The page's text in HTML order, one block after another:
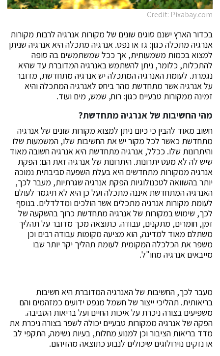
Credit: Pixabay.com
בכדור הארץ ישנם סוגים שונים של מקורות אנרגיה לרבות מקורות
אנרגיה מתכלה כגון: גז או נפט. אנרגיה מתכלה היא אנרגיה שניתן
למצוא בכמות משמעותית, אך ככל שמשתמשים בה סופה
להתכלות, כלומר, ניתן להשתמש באנרגיה המדוברת עד שהיא
נגמרת. לעומת האנרגיה המתכלה יש אנרגיה מתחדשת, מדובר
על אנרגיה אשר מתחדשת מהר ביחס לאנרגיה המתכלה והיא
זמינה ממקורות טבעיים כגון: רוח, שמש, מים ועוד.
מהי החשיבות של אנרגיה מתחדשת?
חשוב מאוד להבין כי כיום ניתן למצוא מקורות שונים של אנרגיה
מתחדשת כאשר לכל מקור יש את החשיבות שלו, המשמעות שלו
והיתרונות שלו. ככלל, אנרגיה מתחדשת היא אנרגיה חשובה מאוד
שיש לה לא מעט יתרונות. היתרונות של אנרגיה זאת הם: הפקת
אנרגיה ממקורות מתחדשים היא בעלת השפעה סביבתית נמוכה
יותר בהשוואה לטכנולוגיות הפקת אנרגיה שגרתיות, מעבר לכך,
האנרגיה המתחדשת איננה מתכלה ועל כן היא לא תיגמר לעולם
לעומת מקורות אנרגיה מתכלים אשר הולכים ומדלדלים. בנוסף
לכך, שימוש במקורות של אנרגיה מתחדשת כרוך בהשקעה של
זמן, חומרים, מתקנים, עבודה. כתוצאה מכך מדובר על תהליך
משתלם מאוד למדינה, הוא מציעה מקומות עבודה רבים וכן
משפר את הכלכלה המקומית לעומת תהליך יקר יותר שבו
מייבאים אנרגיה מחו"ל.
מעבר לכך, החשיבות של האנרגיה המדוברת היא חשיבות
בריאותית. תהליכי ייצור של חשמל מנפט ידועים כמזהמים והם
משפיעים בצורה ניכרת על איכות החיים ועל בריאות הסביבה.
הפקה של אנרגיה ממקורות טבעיים יכולה לשפר בצורה ניכרת את
מדד בריאות הציבור וכן למנוע מחלות, בעיות נשימה, התקפי לב
או נזקים נוירולוגים שיכולים לנבוע כתוצאה מהזיהום.